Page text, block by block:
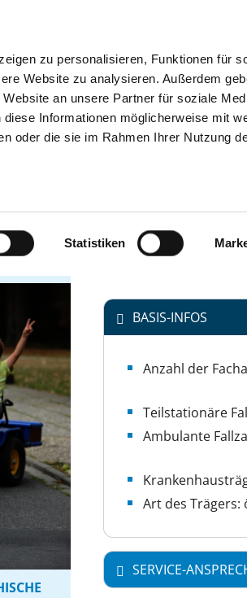
zu personalisieren, Funktionen für
Website zu analysieren. Außerdem
an unsere Partner für soziale
Informationen möglicherweise mit
oder die sie im Rahmen Ihrer Nutzung
Statistiken
SUCHEN TIPPS & HILFE DAS DKV
Offenbacher Straße
Mail:ed.nrobreh-
https://www.vitos.de/
BASIS-INFOS
Anzahl der
Teilstationäre
Ambulante
Art des Trägers:
SERVICE-